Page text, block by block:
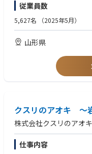
・調剤手順や調剤機器は店
能です。
従業員数
5,627名 （2025年5月）
山形県
クスリのアオキ ～
株式会社クスリのアオキ
仕事内容